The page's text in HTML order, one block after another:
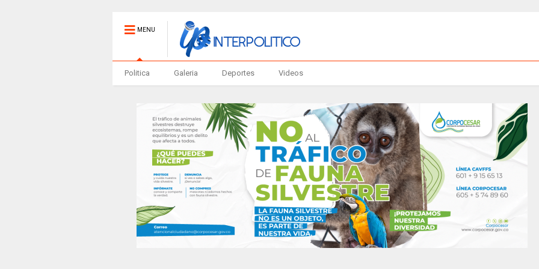
MENU
Politica Galeria Deportes Videos